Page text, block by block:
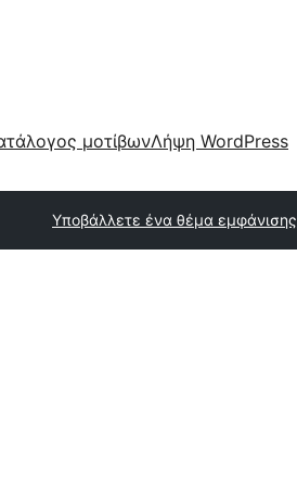
μοτίβωνΛήψη WordPress
Υποβάλλετε ένα θέμα εμφάνισης